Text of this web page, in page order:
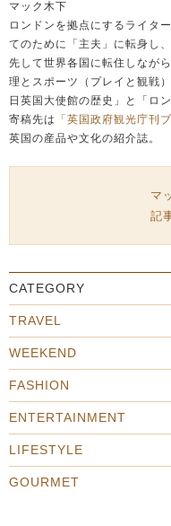
マック木下
ロンドンを拠点にするライタ
てのために「主夫」に転身し
先して世界各国に転住しなが
理とスポーツ（プレイと観戦
日英国大使館の歴史」と「ロ
寄稿先は
「英国政府観光庁刊
英国の産品や文化の紹介誌。
マ
記
CATEGORY
TRAVEL
WEEKEND
FASHION
ENTERTAINMENT
LIFESTYLE
GOURMET